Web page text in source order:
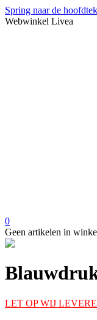
Spring naar de
Webwinkel Livea
0
Geen artikelen in
LET OP WIJ